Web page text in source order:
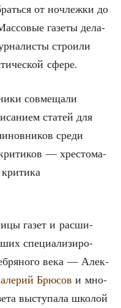
от ноч­леж­ки до
газе­ты дела­
стро­и­ли
сфере.
сов­ме­ща­ли
ста­тей для
сре­ди
— хре­сто­ма­
газет и рас­ши­
спе­ци­а­ли­зи­ро­
века — Алек­
Брю­сов и мно­
высту­па­ла шко­лой